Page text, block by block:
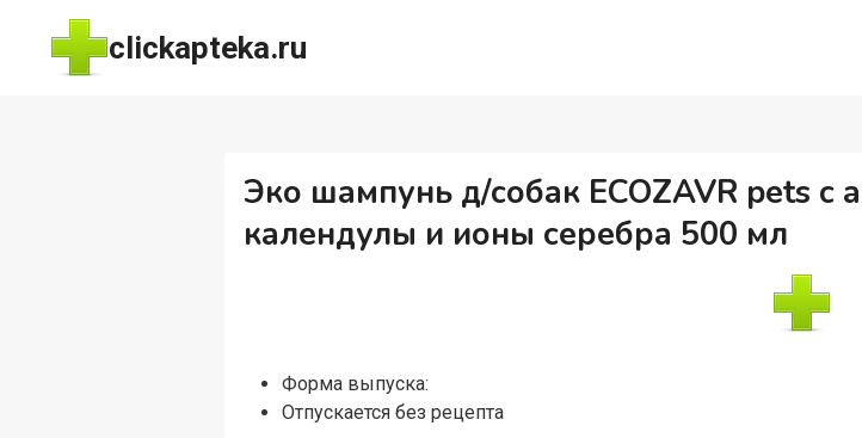
Перейти
содержимому
clickapteka.ru
Эко шампунь д/собак ECOZAVR pets с
календулы и ионы серебра 500 мл
Форма выпуска:
Отпускается без рецепта